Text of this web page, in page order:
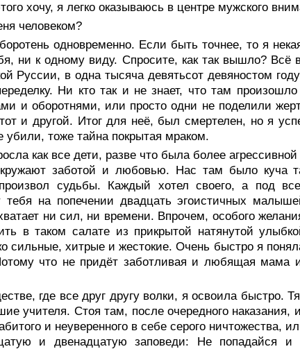
хочу, я легко оказываюсь в центре мужского
человеком?
одновременно. Если быть точнее, то я
ни к одному виду. Спросите, как так вышло? Всё
Руссии, в одна тысяча девятьсот девяностом
Ни кто так и не знает, что там
и оборотнями, или просто одни не поделили
и другой. Итог для неё, был смертелен, но я
тоже тайна покрытая мраком.
как все дети, разве что была более
заботой и любовью. Нас там было куча
судьбы. Каждый хотел своего, а под
тебя на попечении двадцать эгоистичных
ни сил, ни времени. Впрочем, особого
в таком салате из прикрытой натянутой
сильные, хитрые и жестокие. Очень быстро я
что не придёт заботливая и любящая мама
где все друг другу волки, я освоила быстро.
учителя. Стоя там, после очередного
и неуверенного в себе серого ничтожества,
и двенадцатую заповеди: Не попадайся и